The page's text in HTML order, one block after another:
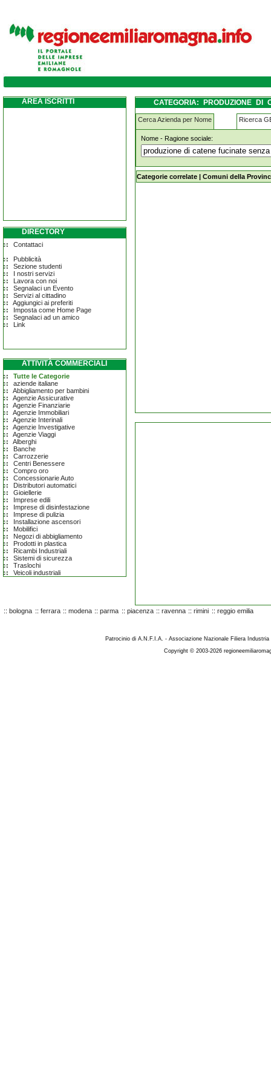
produzione-di-catene-fucinate-senza-
AREA ISCRITTI
DIRECTORY
Contattaci
Pubblicità
Sezione studenti
I nostri servizi
Lavora con noi
Segnalaci un Evento
Servizi al cittadino
Aggiungici ai preferiti
Imposta come Home Page
Segnalaci ad un amico
Link
ATTIVITÀ COMMERCIALI
Tutte le Categorie
aziende italiane
Abbigliamento per bambini
Agenzie Assicurative
Agenzie Finanziarie
Agenzie Immobiliari
Agenzie Interinali
Agenzie Investigative
Agenzie Viaggi
Alberghi
Banche
Carrozzerie
Centri Benessere
Compro oro
Concessionarie Auto
Distributori automatici
Gioiellerie
Imprese edili
Imprese di disinfestazione
Imprese di pulizia
Installazione ascensori
Mobilifici
Negozi di abbigliamento
Prodotti in plastica
Ricambi Industriali
Sistemi di sicurezza
Traslochi
Veicoli industriali
CATEGORIA: PRODUZIONE DI
COMACCHIO
Cerca Azienda per Nome Ricerca
Nome - Ragione sociale:
produzione-di-catene-fucinate-
Categorie correlate | Comuni della
:: bologna :: ferrara :: modena :: parma :: piacenza :: ravenna :: rimini :: reggio emilia
Patrocinio di A.N.F.I.A. - Associazione Nazionale Filiera
Copyright © 2003-2026